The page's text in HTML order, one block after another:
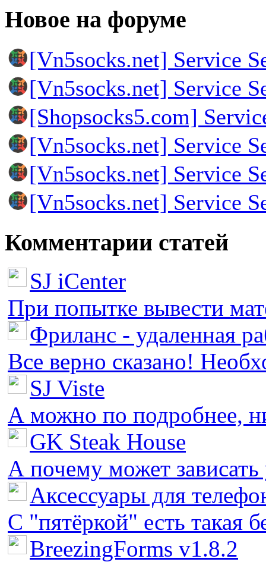
Новое на форуме
[Vn5socks.net] Service
[Vn5socks.net] Service
[Shopsocks5.com]
[Vn5socks.net] Service
[Vn5socks.net] Service
[Vn5socks.net] Service
Комментарии статей
SJ iCenter
При попытке вывести
Фриланс - удаленная
Все верно сказано!
SJ Viste
А можно по подробнее,
GK Steak House
А почему может зависать
Аксессуары для
С "пятёркой" есть такая
BreezingForms v1.8.2